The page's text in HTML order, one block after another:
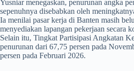
Yusniar menegaskan, penurunan angka
sepenuhnya disebabkan oleh
Ia menilai pasar kerja di Banten masih
menyediakan lapangan pekerjaan secara
Selain itu, Tingkat Partisipasi Angkatan
penurunan dari 67,75 persen pada
persen pada Februari 2026.